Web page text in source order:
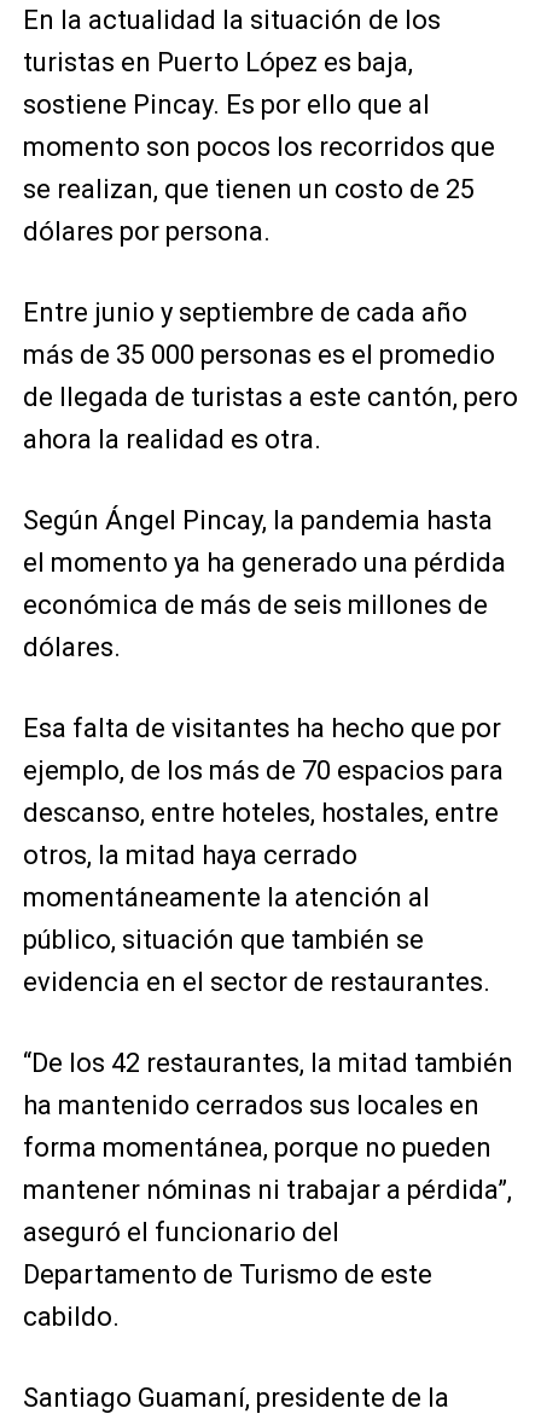
En la actualidad la situación de los
turistas en Puerto López es baja,
sostiene Pincay. Es por ello que al
momento son pocos los recorridos que
se realizan, que tienen un costo de 25
dólares por persona.
Entre junio y septiembre de cada año
más de 35 000 personas es el promedio
de llegada de turistas a este cantón, pero
ahora la realidad es otra.
Según Ángel Pincay, la pandemia hasta
el momento ya ha generado una pérdida
económica de más de seis millones de
dólares.
Esa falta de visitantes ha hecho que por
ejemplo, de los más de 70 espacios para
descanso, entre hoteles, hostales, entre
otros, la mitad haya cerrado
momentáneamente la atención al
público, situación que también se
evidencia en el sector de restaurantes.
“De los 42 restaurantes, la mitad también
ha mantenido cerrados sus locales en
forma momentánea, porque no pueden
mantener nóminas ni trabajar a pérdida”,
aseguró el funcionario del
Departamento de Turismo de este
cabildo.
Santiago Guamaní, presidente de la